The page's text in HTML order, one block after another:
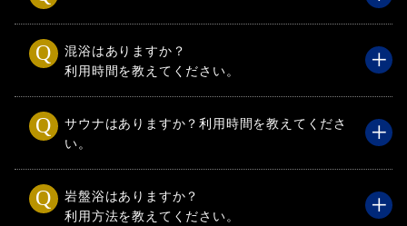
混浴はありますか？
利用時間を教えてください。
サウナはありますか？利用時間を教えてくださ
い。
岩盤浴はありますか？
利用方法を教えてください。